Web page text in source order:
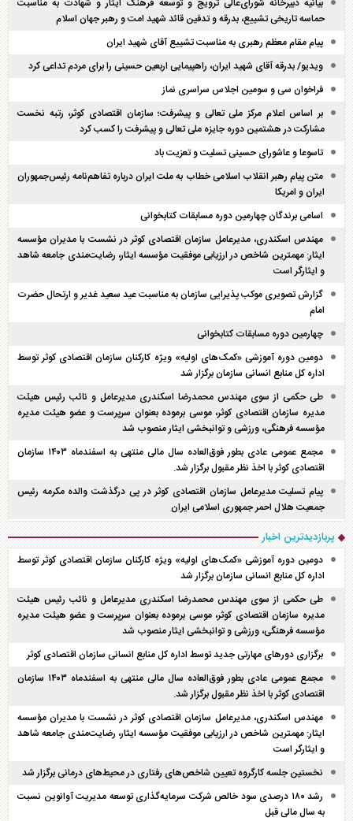
بیانیه دبیرخانه شورای‌عالی ترویج و توسعه فرهنگ ایثار و شهادت به مناسبت
حماسه تاریخی تشییع، بدرقه و تدفین قائد شهید امت و رهبر جهان اسلام
پیام مقام معظم رهبری به مناسبت تشییع آقای شهید ایران
ویدیو/ بدرقه آقای شهید ایران، راهپیمایی اربعین حسینی را برای مردم تداعی کرد
فراخوان سی و سومین اجلاس سراسری نماز
بر اساس اعلام مرکز ملی تعالی و پیشرفت؛ سازمان اقتصادی کوثر، رتبه نخست
مشارکت در هشتمین دوره جایزه ملی تعالی و پیشرفت را کسب کرد
تاسوعا و عاشورای حسینی تسلیت و تعزیت باد
متن پیام رهبر انقلاب اسلامی خطاب به ملت ایران درباره تفاهم‌نامه رئیس‌جمهوران
ایران و امریکا
اسامی برندگان چهارمین دوره مسابقات کتابخوانی
مهندس اسکندری، مدیرعامل سازمان اقتصادی کوثر در نشست با مدیران مؤسسه
ایثار: مهمترین شاخص در ارزیابی موفقیت مؤسسه ایثار، رضایت‌مندی جامعه شاهد
و ایثارگر است
گزارش تصویری موکب پذیرایی سازمان به مناسبت عید سعید غدیر و ارتحال حضرت
امام
چهارمین دوره مسابقات کتابخوانی
دومین دوره آموزشی «کمک‌های اولیه» ویژه کارکنان سازمان اقتصادی کوثر توسط
اداره کل منابع انسانی سازمان برگزار شد
طی حکمی از سوی مهندس محمدرضا اسکندری مدیرعامل و نائب رئیس هیئت
مدیره سازمان اقتصادی کوثر، موسی برموده بعنوان سرپرست و عضو هیئت مدیره
مؤسسه فرهنگی، ورزشی و توانبخشی ایثار منصوب شد
مجمع عمومی عادی بطور فوق‌العاده سال مالی منتهی به اسفند‌ماه ۱۴۰۳ سازمان
اقتصادی کوثر با اخذ نظر مقبول برگزار شد.
پیام تسلیت مدیرعامل سازمان اقتصادی کوثر در پی درگذشت والده مکرمه رئیس
جمعیت هلال احمر جمهوری اسلامی ایران
پربازدیدترین اخبار
دومین دوره آموزشی «کمک‌های اولیه» ویژه کارکنان سازمان اقتصادی کوثر توسط
اداره کل منابع انسانی سازمان برگزار شد
طی حکمی از سوی مهندس محمدرضا اسکندری مدیرعامل و نائب رئیس هیئت
مدیره سازمان اقتصادی کوثر، موسی برموده بعنوان سرپرست و عضو هیئت مدیره
مؤسسه فرهنگی، ورزشی و توانبخشی ایثار منصوب شد
برگزاری دور‌های مهارتی جدید توسط اداره کل منابع انسانی سازمان اقتصادی کوثر
مجمع عمومی عادی بطور فوق‌العاده سال مالی منتهی به اسفند‌ماه ۱۴۰۳ سازمان
اقتصادی کوثر با اخذ نظر مقبول برگزار شد.
مهندس اسکندری، مدیرعامل سازمان اقتصادی کوثر در نشست با مدیران مؤسسه
ایثار: مهمترین شاخص در ارزیابی موفقیت مؤسسه ایثار، رضایت‌مندی جامعه شاهد
و ایثارگر است
نخستین جلسه کارگروه تعیین شاخص‌های رفتاری در محیط‌های درمانی برگزار شد
رشد ۱۸۰ درصدی سود خالص شرکت سرمایه‌گذاری توسعه مدیریت آوانوین نسبت
به سال مالی قبل